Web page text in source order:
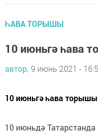
ҺАВА ТОРЫШЫ
10 июньгә һава
автор, 9 июнь 2021 -
10 июньгә һава
10 июньдә